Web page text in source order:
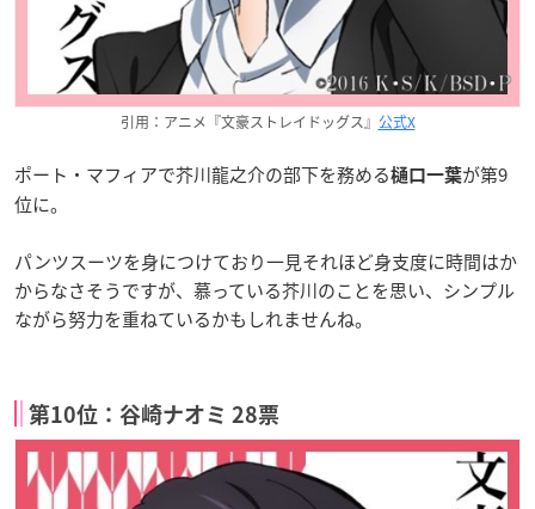
引用：アニメ『文豪ストレイドッグス』 公式X
ポート・マフィアで芥川龍之介の部下を務める樋口一葉が第9
位に。
パンツスーツを身につけており一見それほど身支度に時間はか
からなさそうですが、慕っている芥川のことを思い、シンプル
ながら努力を重ねているかもしれませんね。
第10位：谷崎ナオミ 28票